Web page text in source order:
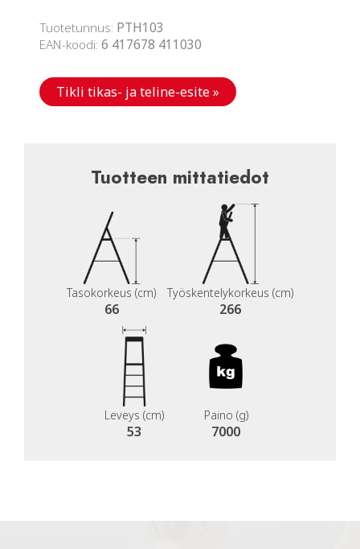
Tuotetunnus: PTH103
EAN-koodi:6 417678 411030
Tikli tikas- ja teline-esite »
Tuotteen mittatiedot
Tasokorkeus (cm)
66
Työskentelykorkeus (cm)
266
Leveys (cm)
53
Paino (g)
7000